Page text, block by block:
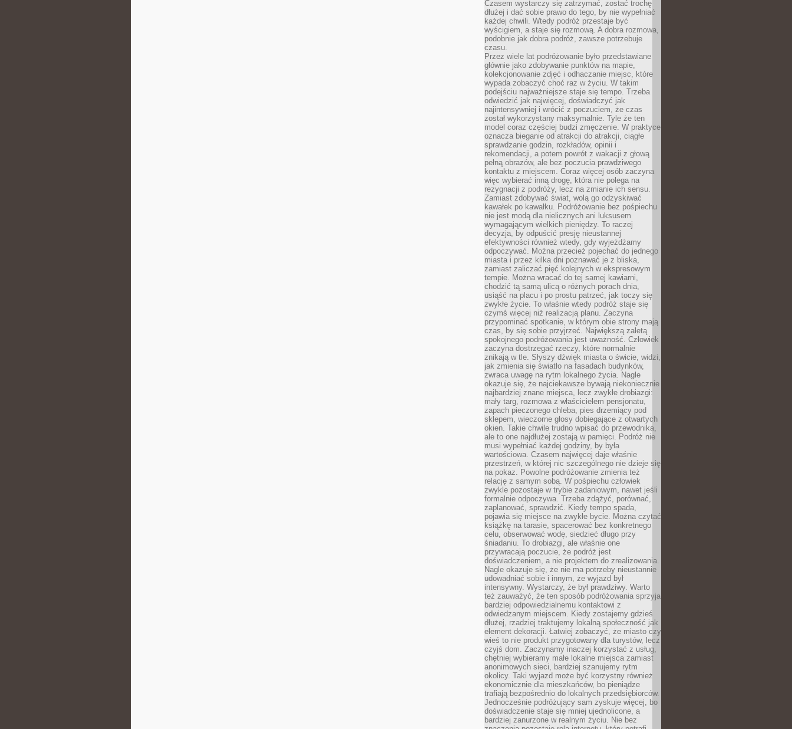
Czasem wystarczy się zatrzymać, zostać trochę
dłużej i dać sobie prawo do tego, by nie wypełniać
każdej chwili. Wtedy podróż przestaje być
wyścigiem, a staje się rozmową. A dobra rozmowa,
podobnie jak dobra podróż, zawsze potrzebuje
czasu.
Przez wiele lat podróżowanie było przedstawiane
głównie jako zdobywanie punktów na mapie,
kolekcjonowanie zdjęć i odhaczanie miejsc, które
wypada zobaczyć choć raz w życiu. W takim
podejściu najważniejsze staje się tempo. Trzeba
odwiedzić jak najwięcej, doświadczyć jak
najintensywniej i wrócić z poczuciem, że czas
został wykorzystany maksymalnie. Tyle że ten
model coraz częściej budzi zmęczenie. W praktyce
oznacza bieganie od atrakcji do atrakcji, ciągłe
sprawdzanie godzin, rozkładów, opinii i
rekomendacji, a potem powrót z wakacji z głową
pełną obrazów, ale bez poczucia prawdziwego
kontaktu z miejscem. Coraz więcej osób zaczyna
więc wybierać inną drogę, która nie polega na
rezygnacji z podróży, lecz na zmianie ich sensu.
Zamiast zdobywać świat, wolą go odzyskiwać
kawałek po kawałku. Podróżowanie bez pośpiechu
nie jest modą dla nielicznych ani luksusem
wymagającym wielkich pieniędzy. To raczej
decyzja, by odpuścić presję nieustannej
efektywności również wtedy, gdy wyjeżdżamy
odpoczywać. Można przecież pojechać do jednego
miasta i przez kilka dni poznawać je z bliska,
zamiast zaliczać pięć kolejnych w ekspresowym
tempie. Można wracać do tej samej kawiarni,
chodzić tą samą ulicą o różnych porach dnia,
usiąść na placu i po prostu patrzeć, jak toczy się
zwykłe życie. To właśnie wtedy podróż staje się
czymś więcej niż realizacją planu. Zaczyna
przypominać spotkanie, w którym obie strony mają
czas, by się sobie przyjrzeć. Największą zaletą
spokojnego podróżowania jest uważność. Człowiek
zaczyna dostrzegać rzeczy, które normalnie
znikają w tle. Słyszy dźwięk miasta o świcie, widzi,
jak zmienia się światło na fasadach budynków,
zwraca uwagę na rytm lokalnego życia. Nagle
okazuje się, że najciekawsze bywają niekoniecznie
najbardziej znane miejsca, lecz zwykłe drobiazgi:
mały targ, rozmowa z właścicielem pensjonatu,
zapach pieczonego chleba, pies drzemiący pod
sklepem, wieczorne głosy dobiegające z otwartych
okien. Takie chwile trudno wpisać do przewodnika,
ale to one najdłużej zostają w pamięci. Podróż nie
musi wypełniać każdej godziny, by była
wartościowa. Czasem najwięcej daje właśnie
przestrzeń, w której nic szczególnego nie dzieje się
na pokaz. Powolne podróżowanie zmienia też
relację z samym sobą. W pośpiechu człowiek
zwykle pozostaje w trybie zadaniowym, nawet jeśli
formalnie odpoczywa. Trzeba zdążyć, porównać,
zaplanować, sprawdzić. Kiedy tempo spada,
pojawia się miejsce na zwykłe bycie. Można czytać
książkę na tarasie, spacerować bez konkretnego
celu, obserwować wodę, siedzieć długo przy
śniadaniu. To drobiazgi, ale właśnie one
przywracają poczucie, że podróż jest
doświadczeniem, a nie projektem do zrealizowania.
Nagle okazuje się, że nie ma potrzeby nieustannie
udowadniać sobie i innym, że wyjazd był
intensywny. Wystarczy, że był prawdziwy. Warto
też zauważyć, że ten sposób podróżowania sprzyja
bardziej odpowiedzialnemu kontaktowi z
odwiedzanym miejscem. Kiedy zostajemy gdzieś
dłużej, rzadziej traktujemy lokalną społeczność jak
element dekoracji. Łatwiej zobaczyć, że miasto czy
wieś to nie produkt przygotowany dla turystów, lecz
czyjś dom. Zaczynamy inaczej korzystać z usług,
chętniej wybieramy małe lokalne miejsca zamiast
anonimowych sieci, bardziej szanujemy rytm
okolicy. Taki wyjazd może być korzystny również
ekonomicznie dla mieszkańców, bo pieniądze
trafiają bezpośrednio do lokalnych przedsiębiorców.
Jednocześnie podróżujący sam zyskuje więcej, bo
doświadczenie staje się mniej ujednolicone, a
bardziej zanurzone w realnym życiu. Nie bez